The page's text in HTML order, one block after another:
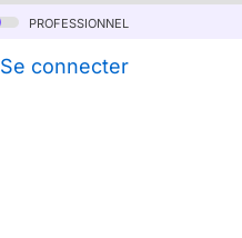
professionnel
Se connecter